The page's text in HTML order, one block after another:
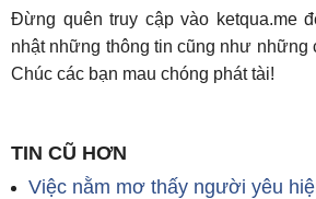
Đừng quên truy cập vào ketqua.me
nhật những thông tin cũng như những
Chúc các bạn mau chóng phát tài!
TIN CŨ HƠN
Việc nằm mơ thấy người yêu